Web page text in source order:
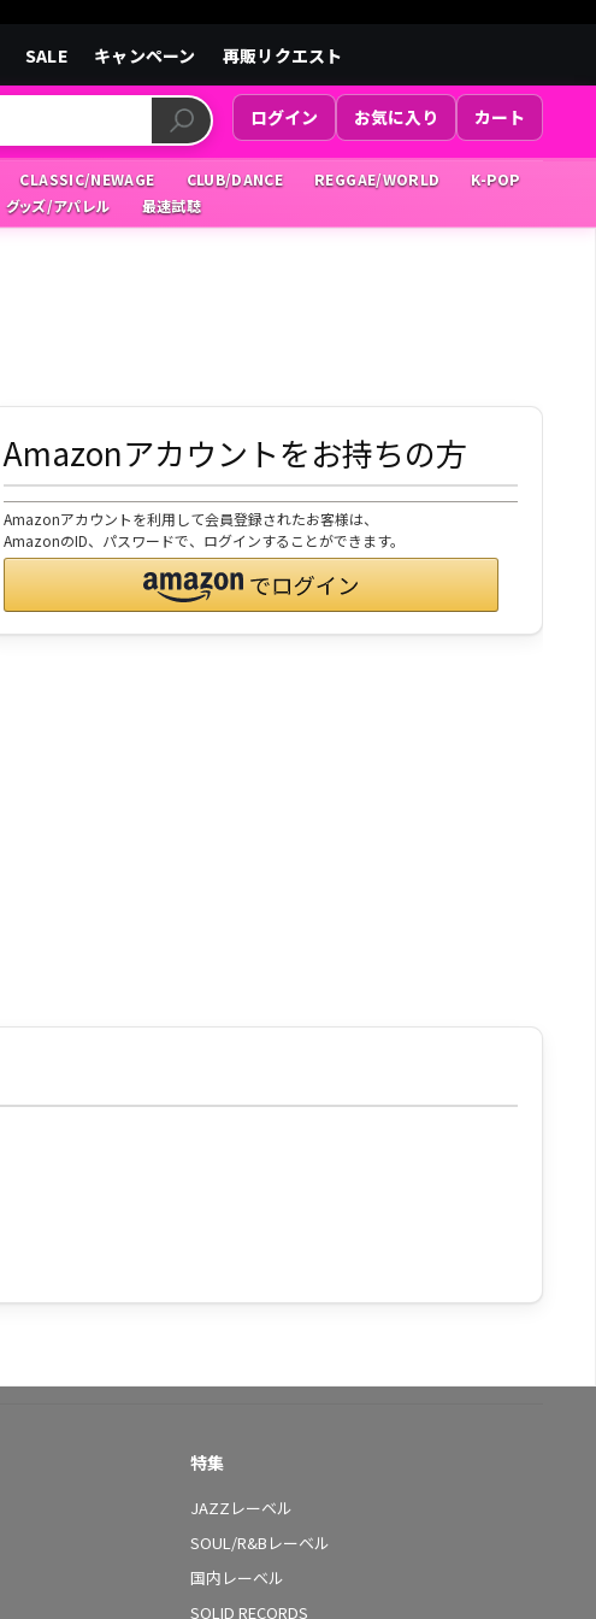
SALE キャンペーン 再販リクエスト
ログイン お気に入り カート
CLASSIC/NEWAGE CLUB/DANCE REGGAE/WORLD
K-POP
グッズ/アパレル 最速試聴
Amazonアカウントをお持ちの方
Amazonアカウントを利用して会員登録されたお客様は、
AmazonのID、パスワードで、ログインすることができます。
特集
JAZZレーベル
SOUL/R&Bレーベル
国内レーベル
SOLID RECORDS